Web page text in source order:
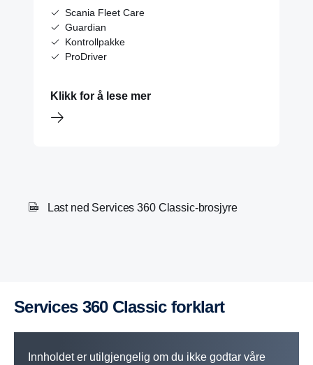
Scania Fleet Care
Guardian
Kontrollpakke
ProDriver
Klikk for å lese mer
Last ned Services 360 Classic-brosjyre
Services 360 Classic forklart
Innholdet er utilgjengelig om du ikke godtar våre